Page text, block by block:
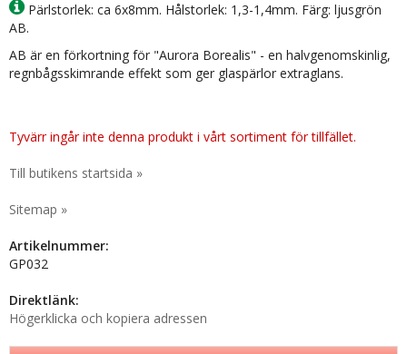
Pärlstorlek: ca 6x8mm. Hålstorlek: 1,3-1,4mm. Färg: ljusgrön
AB.
AB är en förkortning för "Aurora Borealis" - en halvgenomskinlig,
regnbågsskimrande effekt som ger glaspärlor extraglans.
Tyvärr ingår inte denna produkt i vårt sortiment för tillfället.
Till butikens startsida »
Sitemap »
Artikelnummer:
GP032
Direktlänk:
Högerklicka och kopiera adressen